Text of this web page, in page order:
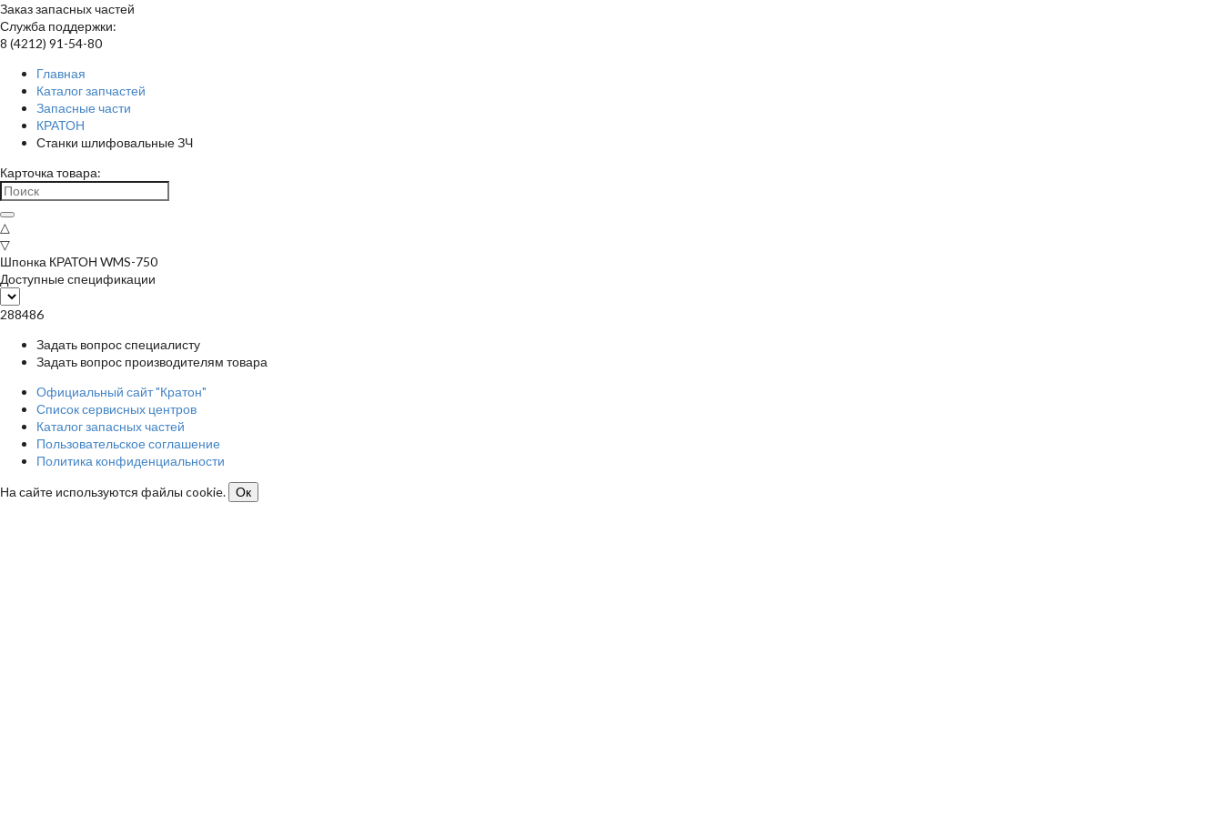
Заказ запасных частей
Служба поддержки:
8 (4212) 91-54-80
Главная
Каталог запчастей
Запасные части
КРАТОН
Станки шлифовальные ЗЧ
Карточка товара:
△
▽
Шпонка КРАТОН WMS-750
Доступные спецификации
288486
Задать вопрос специалисту
Задать вопрос производителям товара
Официальный сайт "Кратон"
Список сервисных центров
Каталог запасных частей
Пользовательское соглашение
Политика конфиденциальности
На сайте используются файлы cookie.
Ок